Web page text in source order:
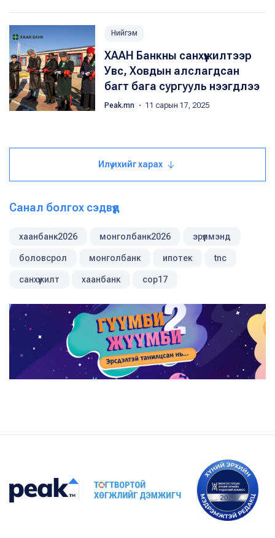
Нийгэм
ХААН Банкны санхүүжилтээр
Увс, Ховдын алслагдсан
багт бага сургууль нээгдлээ
Peak.mn ・ 11 сарын 17, 2025
Илүү ихийг харах
Санал болгох сэдвүүд
хаанбанк2026 монголбанк2026 эрүүлмэнд
боловсрол монголбанк ипотек tnc
санхүүжилт хаанбанк cop17